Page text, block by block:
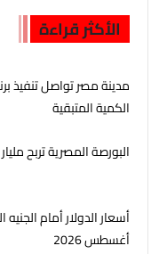
الأكثر قراءة
مدينة مصر تواصل تنفيذ
الكمية المتبقية
البورصة المصرية تربح
أغسطس 2026